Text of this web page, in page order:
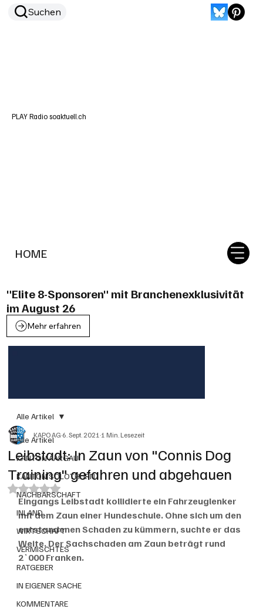
HOME
Suchen
PLAY Radio soaktuell.ch
"Elite 8-Sponsoren" mit Branchenexklusivität
im August 26
Mehr erfahren
Alle Artikel
KANTON AARGAU
KANTON SOLOTHURN
NACHBARSCHAFT
INLAND
WIRTSCHAFT
VERMISCHTES
RATGEBER
IN EIGENER SACHE
KOMMENTARE
Alle Artikel
Leibstadt: In Zaun von "Connis Dog
Training" gefahren und abgehauen
KAPO AG6. Sept. 20211 Min. Lesezeit
Mit NaN von 5 Sternen bewertet.
Eingangs Leibstadt kollidierte ein Fahrzeuglenker
mit dem Zaun einer Hundeschule. Ohne sich um den
entstandenen Schaden zu kümmern, suchte er das
Weite. Der Sachschaden am Zaun beträgt rund
2`000 Franken.